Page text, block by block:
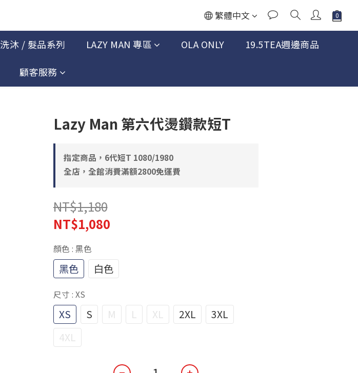
繁體中文
洗沐 / 髮品系列 LAZY MAN 專區 OLA ONLY 19.5TEA週邊商品
顧客服務
Lazy Man 第六代燙鑽款短T
指定商品，6代短T 1080/1980
全店，全館消費滿額2800免運費
NT$1,180
NT$1,080
顏色 : 黑色
黑色 白色
尺寸 : XS
XS S M L XL 2XL
3XL
4XL